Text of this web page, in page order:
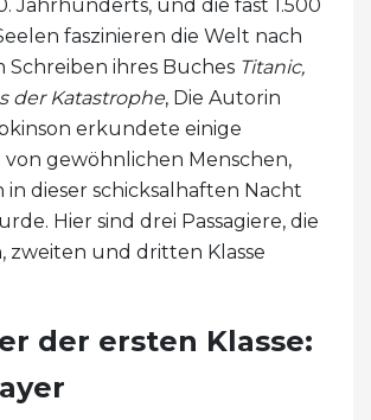
Jahrhunderts, und die fast 1.500
faszinieren die Welt nach
Schreiben ihres Buches Titanic,
der Katastrophe, Die Autorin
erkundete einige
von gewöhnlichen Menschen,
in dieser schicksalhaften Nacht
Hier sind drei Passagiere, die
zweiten und dritten Klasse
der ersten Klasse: